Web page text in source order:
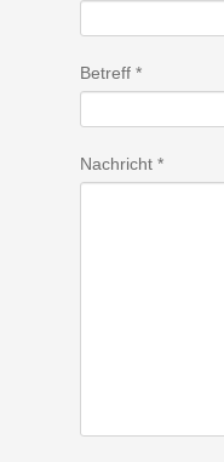
Betreff*
Nachricht*